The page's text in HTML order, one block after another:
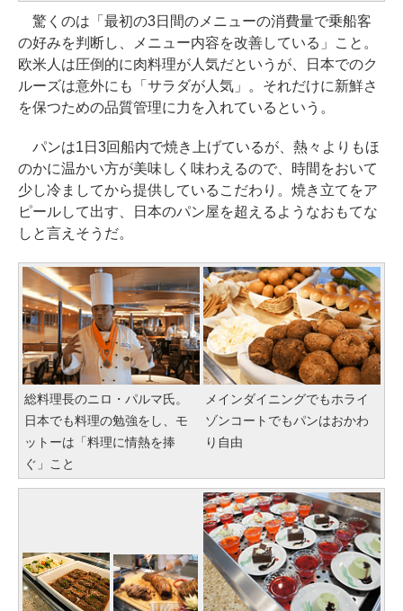
驚くのは「最初の3日間のメニューの消費量で乗船客
の好みを判断し、メニュー内容を改善している」こと。
欧米人は圧倒的に肉料理が人気だというが、日本でのク
ルーズは意外にも「サラダが人気」。それだけに新鮮さ
を保つための品質管理に力を入れているという。
パンは1日3回船内で焼き上げているが、熱々よりもほ
のかに温かい方が美味しく味わえるので、時間をおいて
少し冷ましてから提供しているこだわり。焼き立てをア
ピールして出す、日本のパン屋を超えるようなおもてな
しと言えそうだ。
総料理長のニロ・パルマ氏。
日本でも料理の勉強をし、モ
ットーは「料理に情熱を捧
ぐ」こと
メインダイニングでもホライ
ゾンコートでもパンはおかわ
り自由